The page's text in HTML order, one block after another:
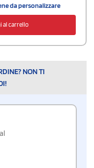
da personalizzare
al carrello
NON TI